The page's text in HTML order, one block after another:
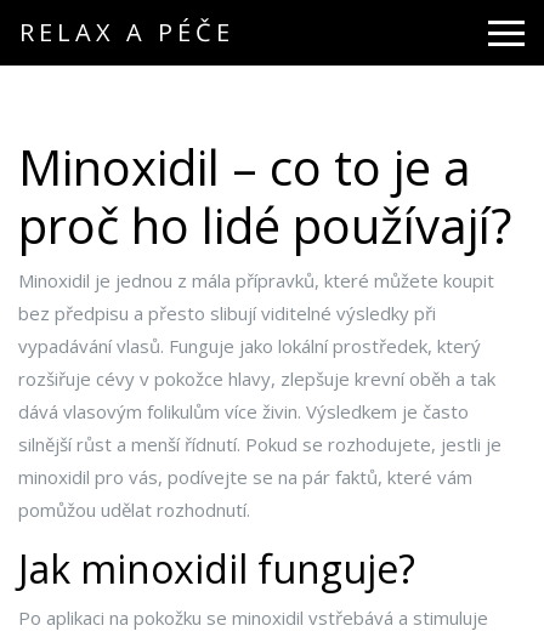
RELAX A PÉČE
Minoxidil – co to je a
proč ho lidé používají?
Minoxidil je jednou z mála přípravků, které můžete koupit
bez předpisu a přesto slibují viditelné výsledky při
vypadávání vlasů. Funguje jako lokální prostředek, který
rozšiřuje cévy v pokožce hlavy, zlepšuje krevní oběh a tak
dává vlasovým folikulům více živin. Výsledkem je často
silnější růst a menší řídnutí. Pokud se rozhodujete, jestli je
minoxidil pro vás, podívejte se na pár faktů, které vám
pomůžou udělat rozhodnutí.
Jak minoxidil funguje?
Po aplikaci na pokožku se minoxidil vstřebává a stimuluje